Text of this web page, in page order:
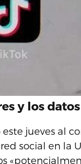
y los
jueves al
social en la